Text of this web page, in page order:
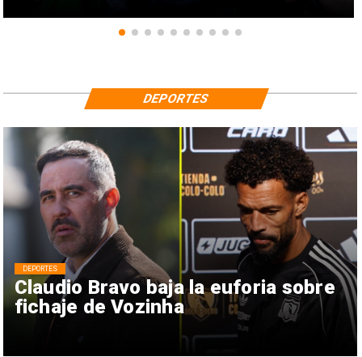
Claudio Bravo baja la euforia sobre
fichaje de Vozinha
DEPORTES
DEPORTES